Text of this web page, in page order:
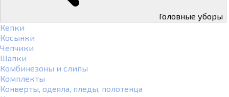
Головные уборы
Кепки
Косынки
Чепчики
Шапки
Комбинезоны и слипы
Комплекты
Конверты, одеяла, пледы, полотенца